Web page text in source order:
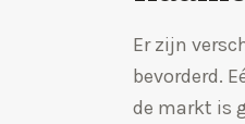
Er zijn
bevorderd.
de markt is